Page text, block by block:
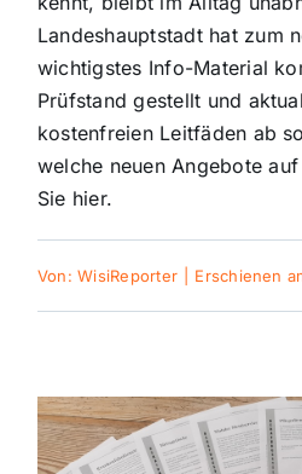
Panorama
Mein Stadtteil
Galerie
Themen und Termine
Landeshauptstadt hat zum
wichtigstes Info-Material
Prüfstand gestellt und
kostenfreien Leitfäden ab
welche neuen Angebote
Sie hier.
Von:WisiReporter Erschienen